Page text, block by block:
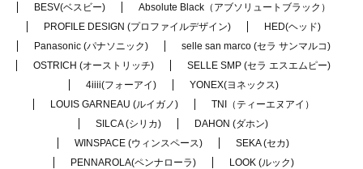
BESV(ベスビー)
Absolute Black（アブソリュートブラック）
PROFILE DESIGN (プロファイルデザイン)
HED(ヘッド)
Panasonic (パナソニック)
selle san marco (セラ サンマルコ)
OSTRICH (オーストリッチ)
SELLE SMP (セラ エスエムピー)
4iiii(フォーアイ)
YONEX(ヨネックス)
LOUIS GARNEAU (ルイガノ)
TNI（ティーエヌアイ）
SILCA (シリカ)
DAHON (ダホン)
WINSPACE (ウィンスペース)
SEKA (セカ)
PENNAROLA(ペンナローラ)
LOOK (ルック)